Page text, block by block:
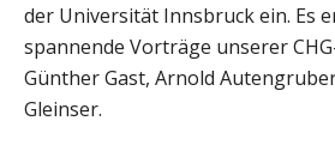
der Universität Innsbruck ein. Es
spannende Vorträge unserer
Günther Gast, Arnold
Gleinser.